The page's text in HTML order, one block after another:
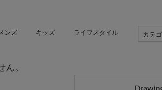
ンズ キッズ ライフスタイル
ん。